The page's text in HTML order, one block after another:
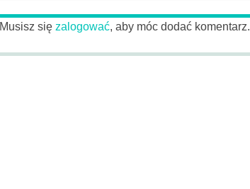
Musisz sięzalogować, aby móc dodać komentarz.